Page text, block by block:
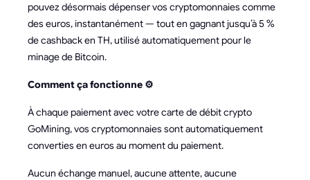
pouvez désormais dépenser vos cryptomonnaies comme
des euros, instantanément — tout en gagnant jusqu’à 5 %
de cashback en TH, utilisé automatiquement pour le
minage de Bitcoin.
Comment ça fonctionne ⚙️
À chaque paiement avec votre carte de débit crypto
GoMining, vos cryptomonnaies sont automatiquement
converties en euros au moment du paiement.
Aucun échange manuel, aucune attente, aucune